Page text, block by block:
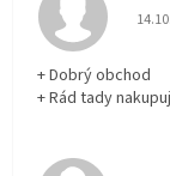
+ Dobrý obchod
+ Rád tady